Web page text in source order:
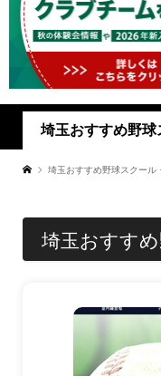
埼玉おすすめ野
埼玉おすすめ野球スクール
埼玉おすす